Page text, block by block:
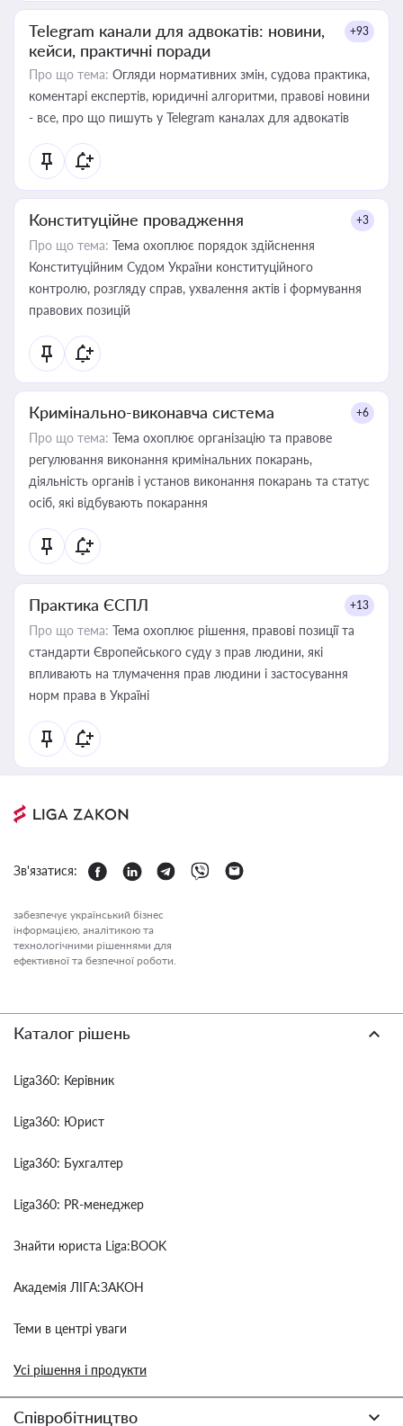
Telegram канали для адвокатів: новини,
кейси, практичні поради
+93
Про що тема: Огляди нормативних змін, судова практика,
коментарі експертів, юридичні алгоритми, правові новини
- все, про що пишуть у Telegram каналах для адвокатів
Конституційне провадження +3
Про що тема: Тема охоплює порядок здійснення
Конституційним Судом України конституційного
контролю, розгляду справ, ухвалення актів і формування
правових позицій
Кримінально-виконавча система +6
Про що тема: Тема охоплює організацію та правове
регулювання виконання кримінальних покарань,
діяльність органів і установ виконання покарань та статус
осіб, які відбувають покарання
Практика ЄСПЛ +13
Про що тема: Тема охоплює рішення, правові позиції та
стандарти Європейського суду з прав людини, які
впливають на тлумачення прав людини і застосування
норм права в Україні
Зв'язатися:
забезпечує український бізнес
інформацією, аналітикою та
технологічними рішеннями для
ефективної та безпечної роботи.
Каталог рішень
Liga360: Керівник
Liga360: Юрист
Liga360: Бухгалтер
Liga360: PR-менеджер
Знайти юриста Liga:BOOK
Академія ЛІГА:ЗАКОН
Теми в центрі уваги
Усі рішення і продукти
Співробітництво